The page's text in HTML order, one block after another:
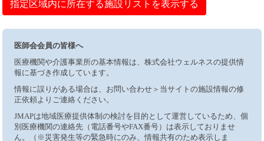
指定区域内に所在する施設リストを表示する
医師会会員の皆様へ
医療機関や介護事業所の基本情報は、株式会社ウェルネスの提供情
報に基づき作成しています。
情報に誤りがある場合は、お問い合わせ＞当サイトの施設情報の修
正依頼よりご連絡ください。
JMAPは地域医療提供体制の検討を目的として運営しているため、個
別医療機関の連絡先（電話番号やFAX番号）は表示しておりませ
ん。（※災害発生等の緊急時にのみ、情報共有のため表示しま